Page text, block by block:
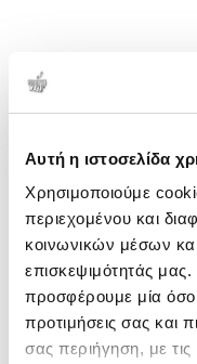
Αυτή η ιστοσελίδα
Χρησιμοποιούμε
περιεχομένου και
κοινωνικών μέσων
επισκεψιμότητάς
προσφέρουμε μία όσο
προτιμήσεις σας και
σας περιήγηση, με